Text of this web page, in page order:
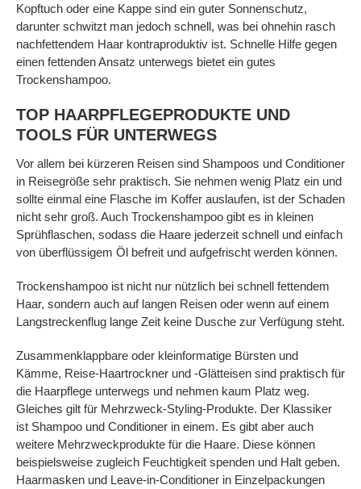
Kopftuch oder eine Kappe sind ein guter Sonnenschutz,
darunter schwitzt man jedoch schnell, was bei ohnehin rasch
nachfettendem Haar kontraproduktiv ist. Schnelle Hilfe gegen
einen fettenden Ansatz unterwegs bietet ein gutes
Trockenshampoo.
TOP HAARPFLEGEPRODUKTE UND
TOOLS FÜR UNTERWEGS
Vor allem bei kürzeren Reisen sind Shampoos und Conditioner
in Reisegröße sehr praktisch. Sie nehmen wenig Platz ein und
sollte einmal eine Flasche im Koffer auslaufen, ist der Schaden
nicht sehr groß. Auch Trockenshampoo gibt es in kleinen
Sprühflaschen, sodass die Haare jederzeit schnell und einfach
von überflüssigem Öl befreit und aufgefrischt werden können.
Trockenshampoo ist nicht nur nützlich bei schnell fettendem
Haar, sondern auch auf langen Reisen oder wenn auf einem
Langstreckenflug lange Zeit keine Dusche zur Verfügung steht.
Zusammenklappbare oder kleinformatige Bürsten und
Kämme, Reise-Haartrockner und -Glätteisen sind praktisch für
die Haarpflege unterwegs und nehmen kaum Platz weg.
Gleiches gilt für Mehrzweck-Styling-Produkte. Der Klassiker
ist Shampoo und Conditioner in einem. Es gibt aber auch
weitere Mehrzweckprodukte für die Haare. Diese können
beispielsweise zugleich Feuchtigkeit spenden und Halt geben.
Haarmasken und Leave-in-Conditioner in Einzelpackungen